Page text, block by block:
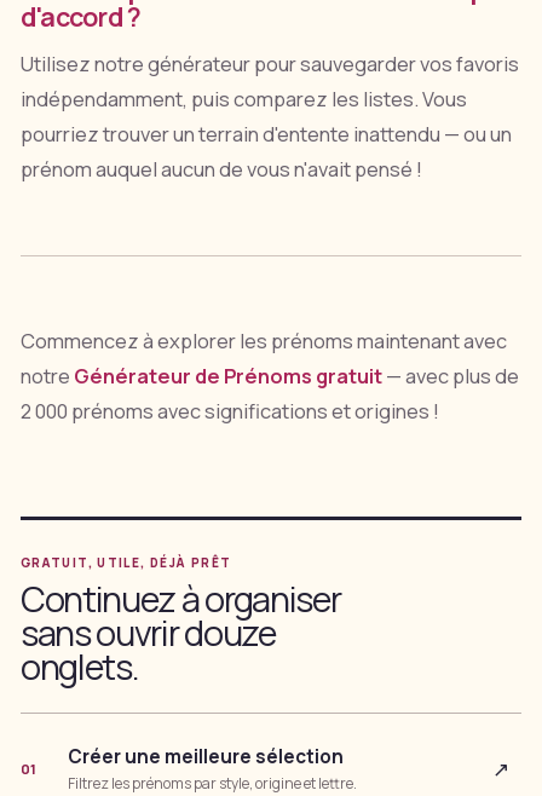
d'accord ?
Utilisez notre générateur pour sauvegarder vos favoris
indépendamment, puis comparez les listes. Vous
pourriez trouver un terrain d'entente inattendu — ou un
prénom auquel aucun de vous n'avait pensé !
Commencez à explorer les prénoms maintenant avec
notre Générateur de Prénoms gratuit— avec plus de
2 000 prénoms avec significations et origines !
GRATUIT, UTILE, DÉJÀ PRÊT
Continuez à organiser
sans ouvrir douze
onglets.
01 Créer une meilleure sélection
Filtrez les prénoms par style, origine et lettre.
↗